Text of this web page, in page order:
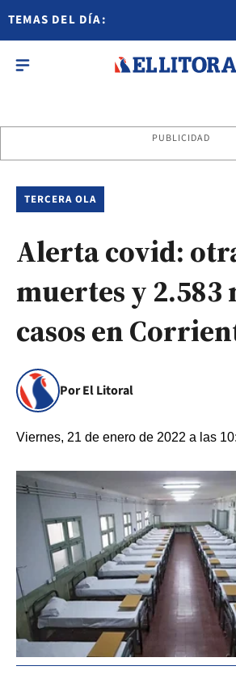
TEMAS DEL DÍA:
PUBLICIDAD
TERCERA OLA
Alerta covid:
muertes y 2.583
casos en
Por El Litoral
Viernes, 21 de enero de 2022 a las